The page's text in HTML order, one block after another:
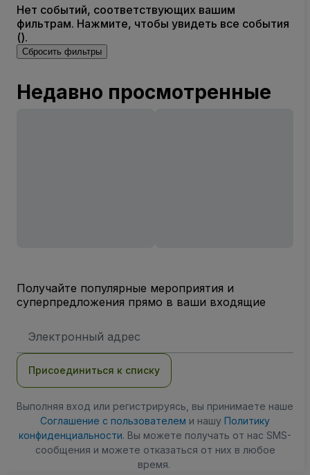
Нет событий, соответствующих вашим
фильтрам. Нажмите, чтобы увидеть все события
().
Сбросить фильтры
Недавно просмотренные
Получайте популярные мероприятия и
суперпредложения прямо в ваши входящие
электронной
Присоединиться к списку
Выполняя вход или регистрируясь, вы принимаете наше
Соглашение с пользователем и нашу Политику
конфиденциальности. Вы можете получать от нас SMS-
сообщения и можете отказаться от них в любое
время.